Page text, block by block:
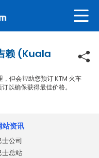
赖 (Kuala
但会帮助您预订 KTM 火车
以确保获得最佳价格。
站资讯
士公司
士总站